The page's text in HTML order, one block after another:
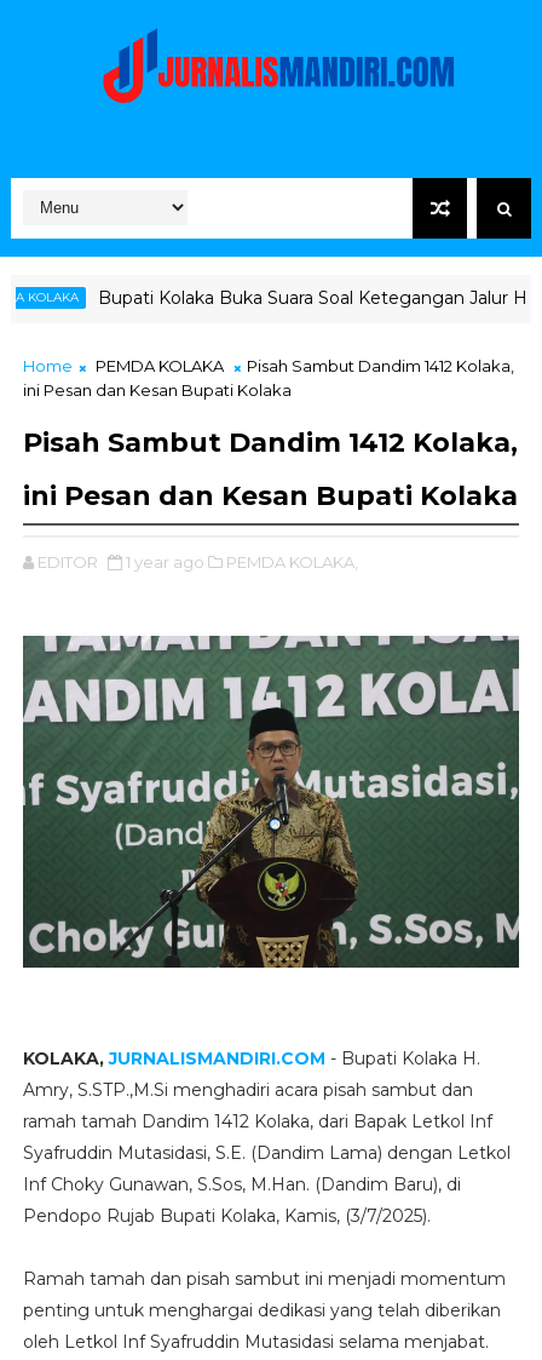
Buka Suara Soal Ketegangan Jalur Hauling Pomalaa
Home PEMDA KOLAKA
Pisah Sambut Dandim 1412 Kolaka,
ini Pesan dan Kesan Bupati Kolaka
Pisah Sambut Dandim 1412 Kolaka,
ini Pesan dan Kesan Bupati Kolaka
EDITOR 1 year ago PEMDA KOLAKA,
KOLAKA,JURNALISMANDIRI.COM - Bupati Kolaka H.
Amry, S.STP.,M.Si menghadiri acara pisah sambut dan
ramah tamah Dandim 1412 Kolaka, dari Bapak Letkol Inf
Syafruddin Mutasidasi, S.E. (Dandim Lama) dengan Letkol
Inf Choky Gunawan, S.Sos, M.Han. (Dandim Baru), di
Pendopo Rujab Bupati Kolaka, Kamis, (3/7/2025).
Ramah tamah dan pisah sambut ini menjadi momentum
penting untuk menghargai dedikasi yang telah diberikan
oleh Letkol Inf Syafruddin Mutasidasi selama menjabat.